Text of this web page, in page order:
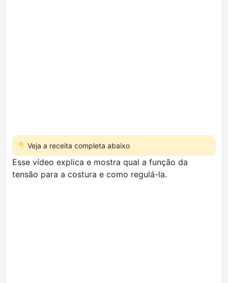
Veja a receita completa abaixo
Esse vídeo explica e mostra qual a função da
tensão para a costura e como regulá-la.